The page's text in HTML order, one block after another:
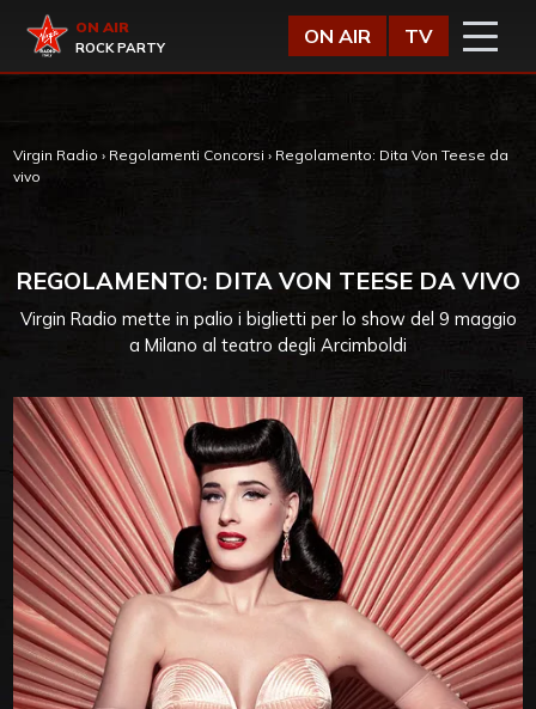
Virgin Radio
ON AIR
ROCK PARTY
ON AIR TV
Virgin Radio › Regolamenti Concorsi › Regolamento: Dita Von Teese da
vivo
REGOLAMENTO: DITA VON TEESE DA VIVO
Virgin Radio mette in palio i biglietti per lo show del 9 maggio
a Milano al teatro degli Arcimboldi